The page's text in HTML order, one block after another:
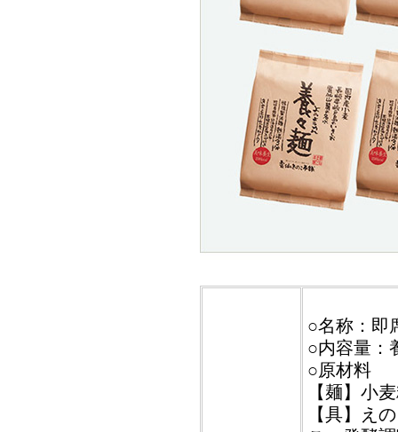
○名称：即
○内容量：
○原材料
【麺】小
【具】え